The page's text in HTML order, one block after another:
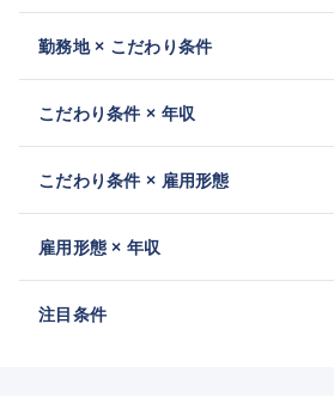
勤務地 × こだわり条件
こだわり条件 × 年収
こだわり条件 × 雇用形態
雇用形態 × 年収
注目条件